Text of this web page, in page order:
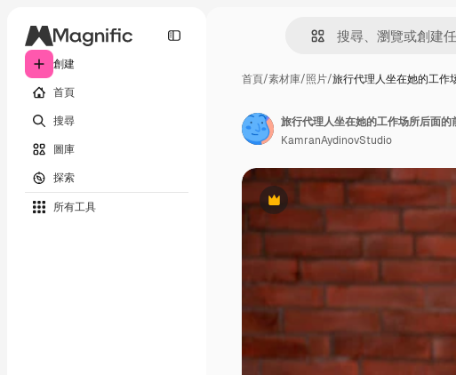
創建
首頁
搜尋
圖庫
探索
所有工具
首頁/素材庫/照片/旅行代理人坐在她的工作
Premium
旅行代理人坐在她的工作场所后面
KamranAydinovStudio